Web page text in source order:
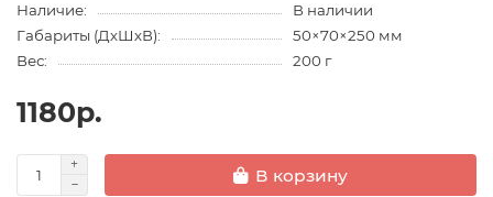
Наличие:
В наличии
Габариты (ДхШхВ):
50×70×250 мм
Вес:
200 г
1180р.
В корзину